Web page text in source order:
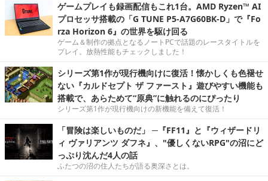
ゲームプレイも録画配信もこれ1台。AMD Ryzen™ AI
プロセッサ搭載の「G TUNE P5-A7G60BK-D」で『Fo
rza Horizon 6』の世界を駆け回る
ゲーム＆制作の拠点となるノートPCで話題のレースタイトルを
プレイ。放熱性能もチェックしました！
シリーズ第1作が現行機向けに復活！懐かしくも色褪せ
ない『カルドセプト ザ ファースト』遊びやすい機能も
搭載で、あらためて“原典”に触れるのにぴったり
シリーズ第1作が現行機向けの新機能を備えて復活！
「冒険は楽しいものだ」 ─『FF11』と『ウィザードリ
ィ ヴァリアンツ ダフネ』、"優しくないRPG"の沼にど
っぷり沈んだ4人の話
ふたつの沼の住人たちが語る奥深さとは。